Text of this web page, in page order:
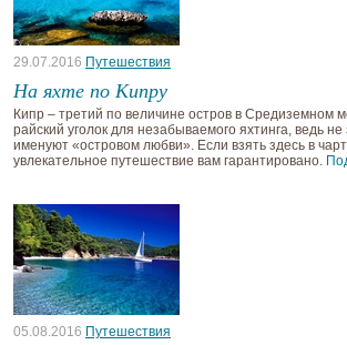
29.07.2016 Путешествия
На яхте по Кипру
Кипр – третий по величине остров в Средиземном
райский уголок для незабываемого яхтинга, ведь
именуют «островом любви». Если взять здесь в
увлекательное путешествие вам гарантировано.
05.08.2016 Путешествия